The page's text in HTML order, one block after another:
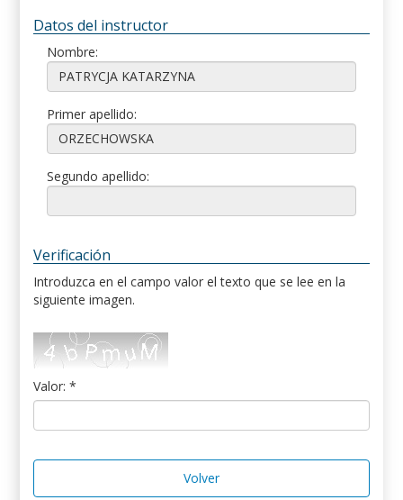
Datos del instructor
Nombre:
Primer apellido:
Segundo apellido:
Verificación
Introduzca en el campo valor el texto que se lee en la
siguiente imagen.
Valor: *
Volver